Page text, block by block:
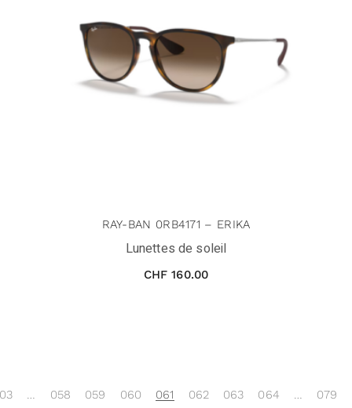
RAY-BAN 0RB4171 – ERIKA
Lunettes de soleil
CHF 160.00
03 … 058 059 060 061 062 063 064 … 079